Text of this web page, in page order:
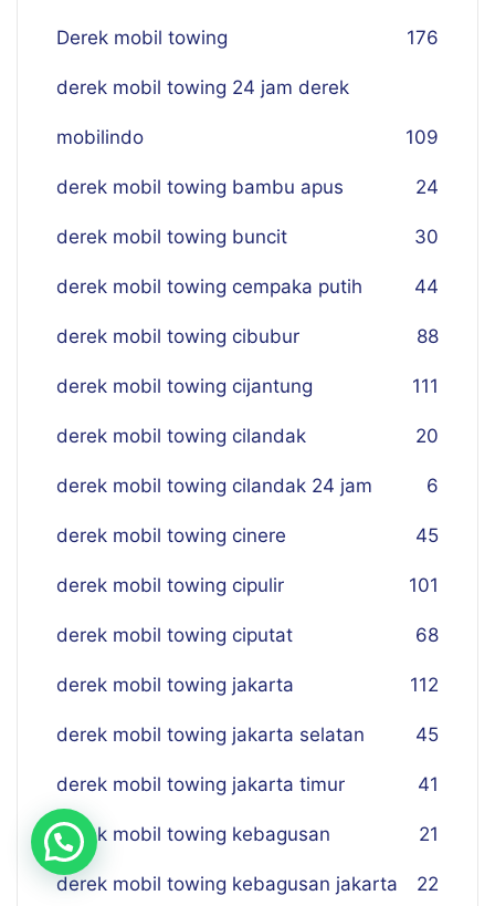
Derek mobil towing 176
derek mobil towing 24 jam derek
mobilindo 109
derek mobil towing bambu apus 24
derek mobil towing buncit 30
derek mobil towing cempaka putih 44
derek mobil towing cibubur 88
derek mobil towing cijantung 111
derek mobil towing cilandak 20
derek mobil towing cilandak 24 jam 6
derek mobil towing cinere 45
derek mobil towing cipulir 101
derek mobil towing ciputat 68
derek mobil towing jakarta 112
derek mobil towing jakarta selatan 45
derek mobil towing jakarta timur 41
derek mobil towing kebagusan 21
derek mobil towing kebagusan jakarta 22